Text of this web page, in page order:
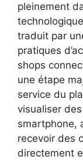
pleinement
traduit par
pratiques
shops
une étape
service du
visualiser
smartphone,
recevoir des
directement